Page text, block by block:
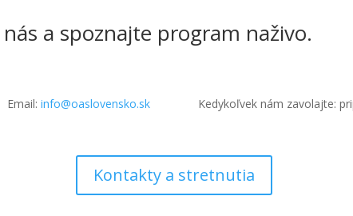
a spoznajte program naživo.
Email:info@oaslovensko.sk Kedykoľvek nám zavolajte:
Kontakty a stretnutia